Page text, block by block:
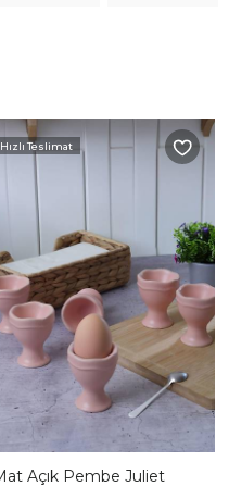
Hızlı Teslimat
Açık Pembe Juliet